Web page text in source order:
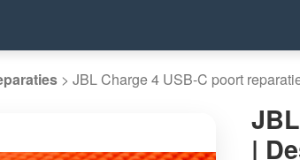
> JBL Charge 4 USB-C poort
|